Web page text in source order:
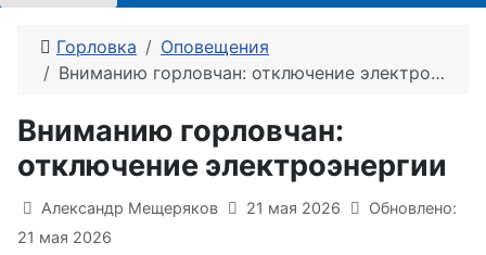
Горловка
Оповещения
Вниманию горловчан: отключение электроэнергии
Вниманию горловчан:
отключение электроэнергии
Информация о материале
Александр Мещеряков 21 мая 2026
Обновлено:
21 мая 2026